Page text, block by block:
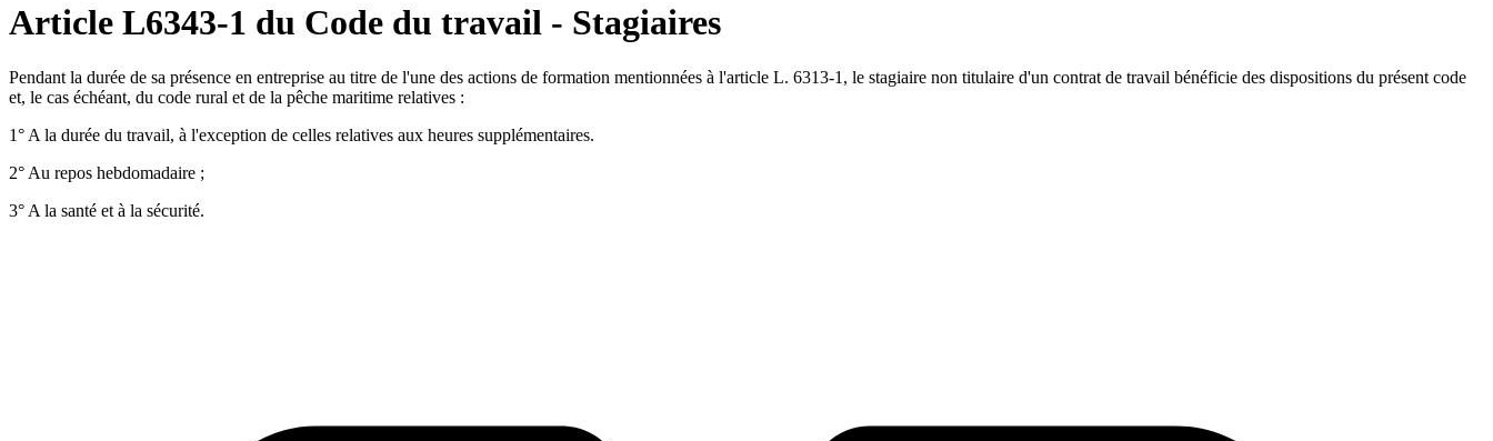
Article L6343-1 du Code du travail - Stagiaires
Pendant la durée de sa présence en entreprise au titre de l'une des actions de formation mentionnées à l'article L. 6313-1, le stagiaire non titulaire d'un contrat de travail bénéficie des dispositions du présent code
et, le cas échéant, du code rural et de la pêche maritime relatives :
1° A la durée du travail, à l'exception de celles relatives aux heures supplémentaires.
2° Au repos hebdomadaire ;
3° A la santé et à la sécurité.